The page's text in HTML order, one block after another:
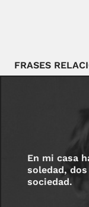
FRASES
En mi casa
soledad,
sociedad.